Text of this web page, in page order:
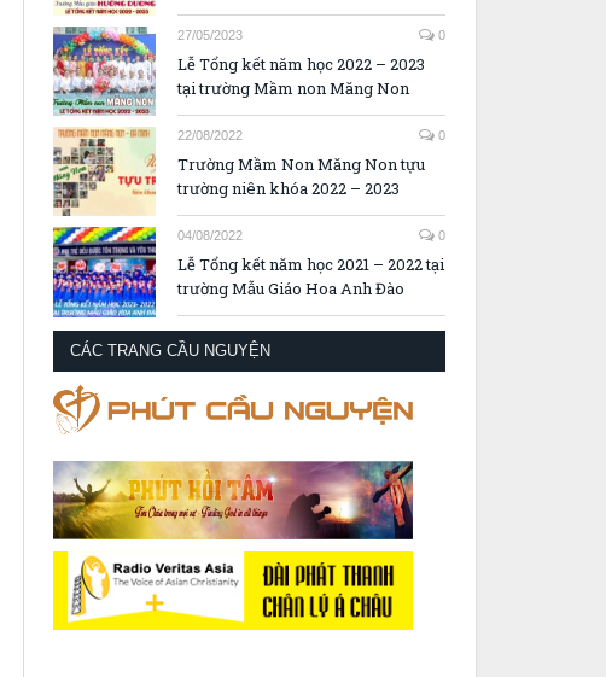
27/05/2023 0
Lễ Tổng kết năm học 2022 – 2023
tại trường Mầm non Măng Non
22/08/2022 0
Trường Mầm Non Măng Non tựu
trường niên khóa 2022 – 2023
04/08/2022 0
Lễ Tổng kết năm học 2021 – 2022 tại
trường Mẫu Giáo Hoa Anh Đào
CÁC TRANG CẦU NGUYỆN